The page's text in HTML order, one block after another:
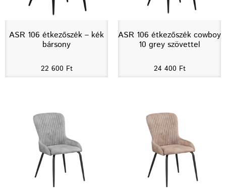
ASR 106 étkezőszék – kék
bársony
22 600 Ft
ASR 106 étkezőszék cowboy
10 grey szövettel
24 400 Ft